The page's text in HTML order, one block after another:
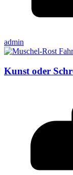
admin
Kunst oder